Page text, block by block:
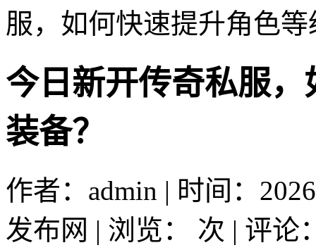
服，如何快速提升角色
今日新开传奇私服
装备？
作者：admin | 时间：
发布网 | 浏览：
次 | 评论